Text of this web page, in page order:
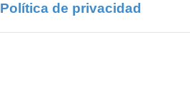
Política de privacidad